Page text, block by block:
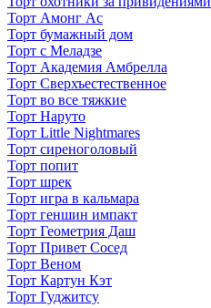
Торт Амонг Ас
Торт бумажный дом
Торт с Меладзе
Торт Академия Амбрелла
Торт Сверхъестественное
Торт во все тяжкие
Торт Наруто
Торт Little Nightmares
Торт сиреноголовый
Торт попит
Торт шрек
Торт игра в кальмара
Торт геншин импакт
Торт Геометрия Даш
Торт Привет Сосед
Торт Веном
Торт Картун Кэт
Торт Гуджитсу